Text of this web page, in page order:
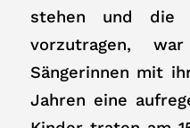
stehen und die
vorzutragen,
Sängerinnen mit
Jahren eine